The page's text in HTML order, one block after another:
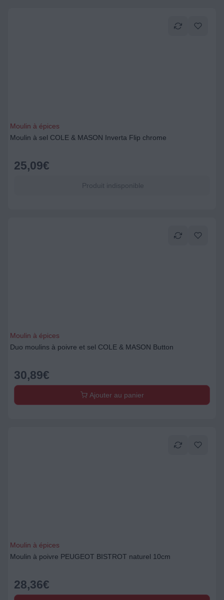
Moulin à épices
Moulin à sel COLE & MASON Inverta Flip chrome
25,09€
Produit indisponible
Moulin à épices
Duo moulins à poivre et sel COLE & MASON Button
30,89€
Ajouter au panier
Moulin à épices
Moulin à poivre PEUGEOT BISTROT naturel 10cm
28,36€